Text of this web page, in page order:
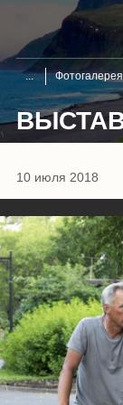
Фотогалерея
10 июля 2018